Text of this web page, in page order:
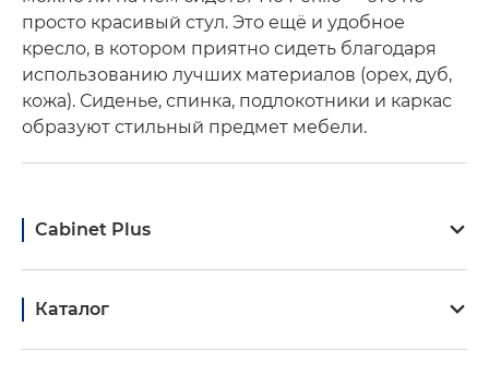
просто красивый стул. Это ещё и удобное
кресло, в котором приятно сидеть благодаря
использованию лучших материалов (орех, дуб,
кожа). Сиденье, спинка, подлокотники и каркас
образуют стильный предмет мебели.
Cabinet Plus
Каталог